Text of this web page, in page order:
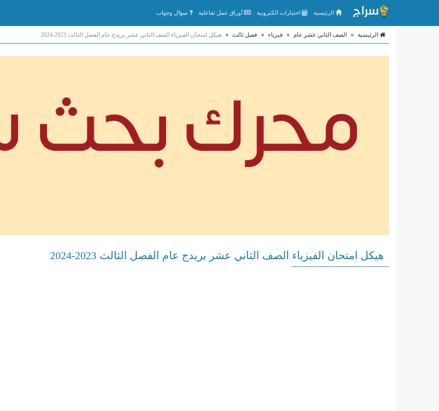
الرئيسية اختبارات الكترونية أوراق عمل تفاعلية سؤال وجواب
الرئيسية » الصف الثاني عشر عام » فيزياء » فصل ثالث » هيكل امتحان الفيزياء الصف الثاني عشر بريدج عام الفصل الثالث 2023-2024
هيكل امتحان الفيزياء الصف الثاني عشر بريدج عام الفصل الثالث 2023-2024